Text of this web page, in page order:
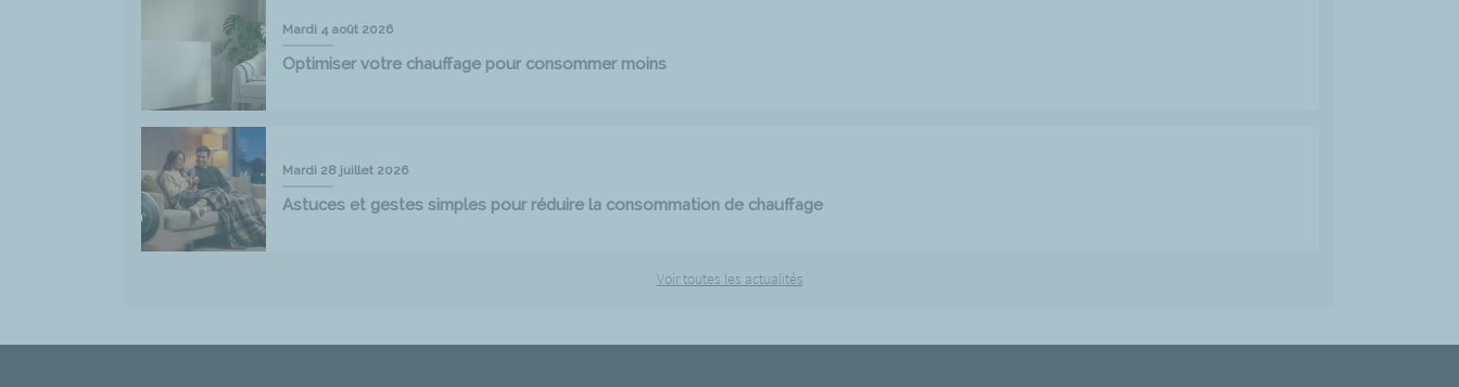
Mardi 4 août 2026
Optimiser votre chauffage pour consommer moins
Mardi 28 juillet 2026
Astuces et gestes simples pour réduire la consommation de chauffage
Voir toutes les actualités